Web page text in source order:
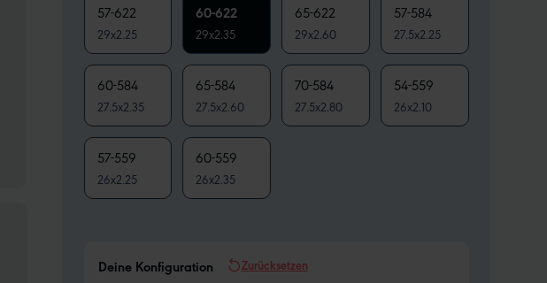
57-622
29x2.25
60-622
29x2.35
65-622
29x2.60
57-584
27.5x2.25
60-584
27.5x2.35
65-584
27.5x2.60
70-584
27.5x2.80
54-559
26x2.10
57-559
26x2.25
60-559
26x2.35
Deine Konfiguration Zurücksetzen